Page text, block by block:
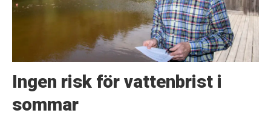
Ingen risk för vattenbrist i
sommar